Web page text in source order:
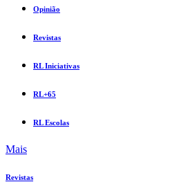
Opinião
Revistas
RL Iniciativas
RL+65
RL Escolas
Mais
Revistas